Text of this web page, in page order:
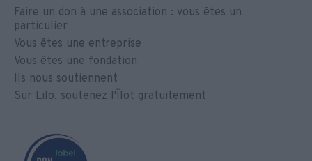
Faire un don à une association : vous êtes un
particulier
Vous êtes une entreprise
Vous êtes une fondation
Ils nous soutiennent
Sur Lilo, soutenez l'Îlot gratuitement